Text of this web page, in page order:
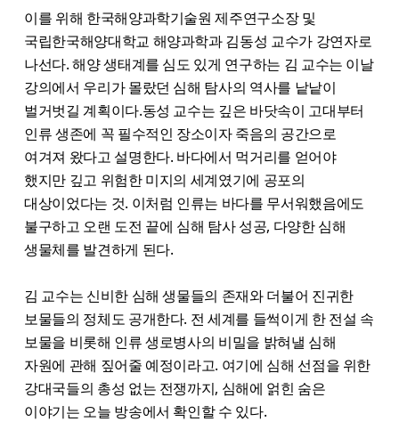
이를 위해 한국해양과학기술원 제주연구소장 및
국립한국해양대학교 해양과학과 김동성 교수가 강연자로
나선다. 해양 생태계를 심도 있게 연구하는 김 교수는 이날
강의에서 우리가 몰랐던 심해 탐사의 역사를 낱낱이
벌거벗길 계획이다.동성 교수는 깊은 바닷속이 고대부터
인류 생존에 꼭 필수적인 장소이자 죽음의 공간으로
여겨져 왔다고 설명한다. 바다에서 먹거리를 얻어야
했지만 깊고 위험한 미지의 세계였기에 공포의
대상이었다는 것. 이처럼 인류는 바다를 무서워했음에도
불구하고 오랜 도전 끝에 심해 탐사 성공, 다양한 심해
생물체를 발견하게 된다.
김 교수는 신비한 심해 생물들의 존재와 더불어 진귀한
보물들의 정체도 공개한다. 전 세계를 들썩이게 한 전설 속
보물을 비롯해 인류 생로병사의 비밀을 밝혀낼 심해
자원에 관해 짚어줄 예정이라고. 여기에 심해 선점을 위한
강대국들의 총성 없는 전쟁까지, 심해에 얽힌 숨은
이야기는 오늘 방송에서 확인할 수 있다.